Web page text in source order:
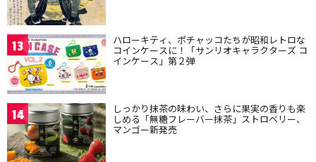
13 ハローキティ、ポチャッコたちが昭和レトロな
コインケースに！「サンリオキャラクターズ コ
インケース」第２弾
14 しっかり抹茶の味わい、さらに果実の香りも楽
しめる「無糖フレーバー抹茶」ストロベリー、
マンゴー新発売